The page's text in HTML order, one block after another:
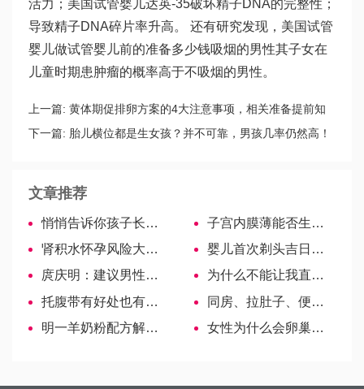
活力；美国试管婴儿达英-35破坏精子DNA的完整性；
导致精子DNA碎片率升高。 还有研究发现，美国试管
婴儿做试管婴儿前的准备多少钱吸烟的男性其子女在
儿童时期患肿瘤的概率高于不吸烟的男性。
上一篇: 黄体期促排卵方案的4大注意事项，相关准备提前知
晓！
下一篇: 胎儿横位都是生女孩？并不可靠，男孩几率仍然高！
文章推荐
悄悄告诉你孩子长高的秘诀！这3个方法可以试试
子宫内膜薄能否生孩子？太薄怀孕很危险
肾积水怀孕风险大，一不小心可能导致终生不孕！
婴儿首次剃头吉日多为百天，过早不利！
庹庆明：建议男性陪产假不低于20天！
为什么不能让我直接做美国试管婴儿？
托腹带有好处也有弊端，对胎儿的影响一定要重视
同房、拉肚子、便秘…详解冻胚移植后的禁忌事项！
明一羊奶粉配方解析—最接近母乳的健康奶粉
女性为什么会卵巢早衰以及如何美国试管婴儿治疗